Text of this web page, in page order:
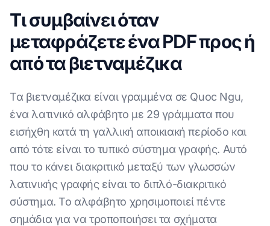
Τι συμβαίνει όταν
μεταφράζετε ένα PDF προς ή
από τα βιετναμέζικα
Τα βιετναμέζικα είναι γραμμένα σε Quoc Ngu,
ένα λατινικό αλφάβητο με 29 γράμματα που
εισήχθη κατά τη γαλλική αποικιακή περίοδο και
από τότε είναι το τυπικό σύστημα γραφής. Αυτό
που το κάνει διακριτικό μεταξύ των γλωσσών
λατινικής γραφής είναι το διπλό-διακριτικό
σύστημα. Το αλφάβητο χρησιμοποιεί πέντε
σημάδια για να τροποποιήσει τα σχήματα